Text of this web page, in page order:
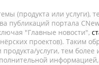
(продукта или услуги),
публикаций портала
"Главные новости",
проектов). Таким
услуги, тем